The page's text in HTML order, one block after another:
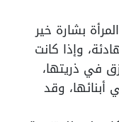
بشارة خير
وإذا كانت
في ذريتها،
أبنائها، وقد